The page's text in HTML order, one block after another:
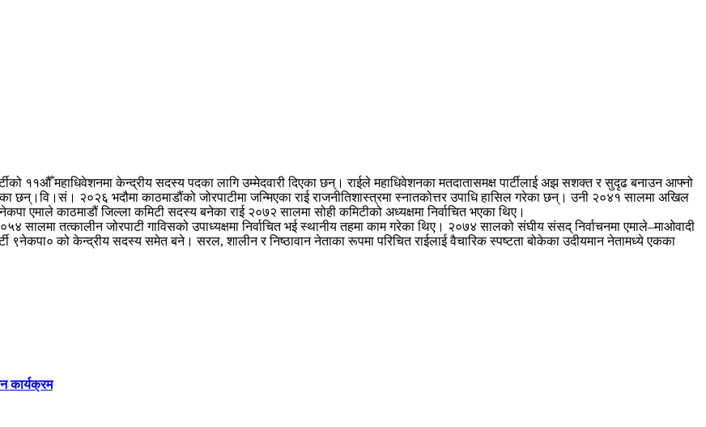
११औँ महाधिवेशनमा केन्द्रीय सदस्य पदका लागि उम्मेदवारी दिएका छन्। राईले महाधिवेशनका मतदातासमक्ष पार्टीलाई अझ सशक्त र सुदृढ बनाउन आफ्नो
छन्।वि।सं। २०२६ भदौमा काठमाडौंको जोरपाटीमा जन्मिएका राई राजनीतिशास्त्रमा स्नातकोत्तर उपाधि हासिल गरेका छन्। उनी २०४१ सालमा अखिल
एमाले काठमाडौं जिल्ला कमिटी सदस्य बनेका राई २०७२ सालमा सोही कमिटीको अध्यक्षमा निर्वाचित भएका थिए।
तत्कालीन जोरपाटी गाविसको उपाध्यक्षमा निर्वाचित भई स्थानीय तहमा काम गरेका थिए। २०७४ सालको संघीय संसद् निर्वाचनमा एमाले–माओवादी
९नेकपा० को केन्द्रीय सदस्य समेत बने। सरल, शालीन र निष्ठावान नेताका रूपमा परिचित राईलाई वैचारिक स्पष्टता बोकेका उदीयमान नेतामध्ये एकका
कार्यक्रम